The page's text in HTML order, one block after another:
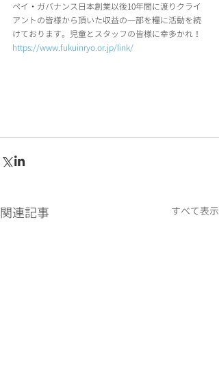
ペイ・ガバナンス日本創業以後10年間に渡りクライ
アントの皆様から頂いた収益の一部を糧に活動を続
けております。児童とスタッフの皆様に幸多かれ！
https://www.fukuinryo.or.jp/link/
関連記事 すべて表示